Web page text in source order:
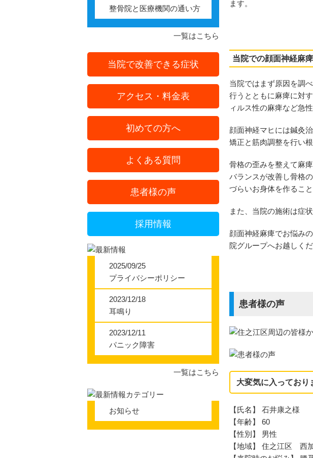
肋間神経痛施術
側弯症
胸郭出口症候群
腰部のお悩み
腰椎すべり症
腰痛
椎間板ヘルニア
下肢部・足のお悩み
ます。
当院での顔面神経麻
当院ではまず原因を調
行うとともに麻痺に対
ィルス性の麻痺など急
顔面神経マヒには鍼灸
矯正と筋肉調整を行い
骨格の歪みを整えて麻
バランスが改善し骨格
づらいお身体を作ること
また、当院の施術は症
顔面神経麻痺でお悩み
院グループへお越しくだ
患者様の声
大変気に入っており
【氏名】 石井康之様
【年齢】 60
【性別】 男性
【地域】 住之江区 西
整骨院と医療機関の通い方
一覧はこちら
当院で改善できる症状
アクセス・料金表
初めての方へ
よくある質問
患者様の声
採用情報
2025/09/25
プライバシーポリシー
2023/12/18
耳鳴り
2023/12/11
パニック障害
一覧はこちら
お知らせ